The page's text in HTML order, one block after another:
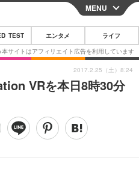
CLOSE
スマートフォン
その他
映画・ドラマ
MENU
TEST エンタメ ライフ
VRを本日8時30分
2017.2.25（土）8:24